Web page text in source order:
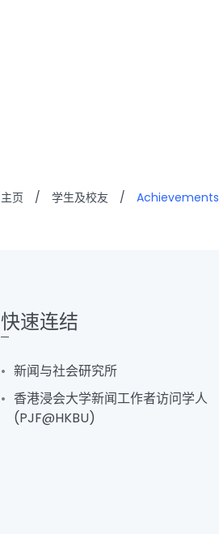
主页 / 学生及校友 / Achievements
快速连结
新闻与社会研究所
香港浸会大学新闻工作者访问学人
(PJF@HKBU)